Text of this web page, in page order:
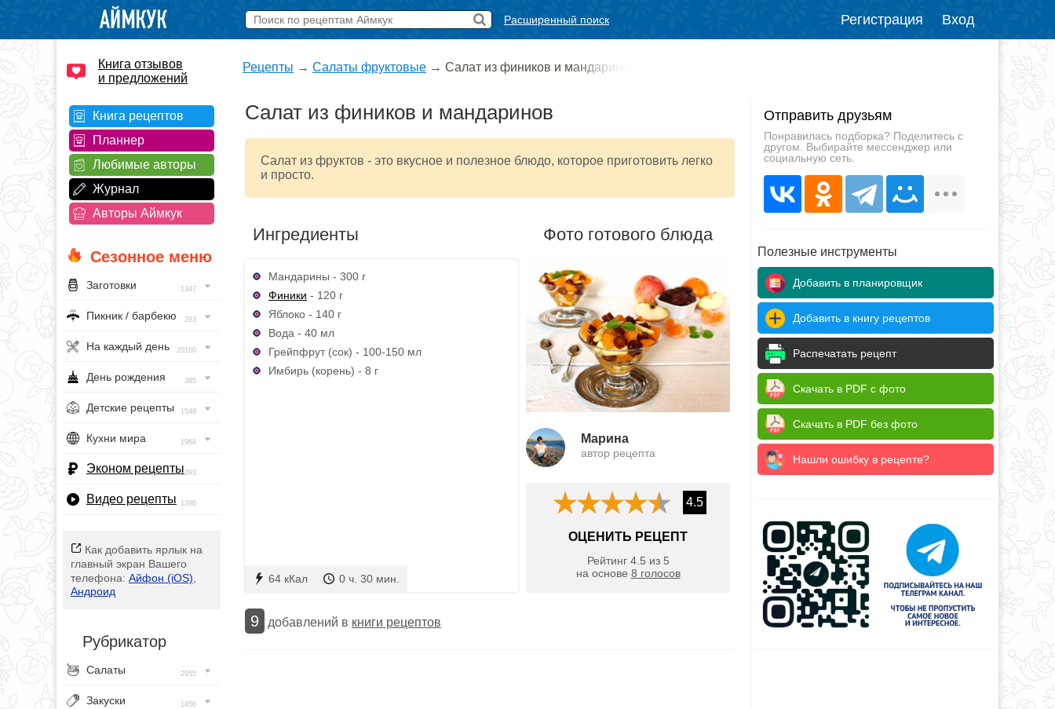
Расширенный поиск Регистрация Вход
Книга отзывов
и предложений
Книга рецептов
Планнер
Любимые авторы
Журнал
Авторы Аймкук
Сезонное меню
Заготовки 1347
Пикник / барбекю 293
На каждый день 20160
День рождения 385
Детские рецепты 1548
Кухни мира 1968
Эконом рецепты393
Видео рецепты 1396
Как добавить ярлык на
главный экран Вашего
телефона: Айфон (iOS)
Андроид
Рубрикатор
Салаты 2955
Закуски 1456
Рецепты → Салаты фруктовые → Салат из фиников и мандаринов
Салат из фиников и мандаринов
Салат из фруктов - это вкусное и полезное блюдо, которое приготовить легко
и просто.
Ингредиенты
Мандарины - 300 г
Финики - 120 г
Яблоко - 140 г
Вода - 40 мл
Грейпфрут (сок) - 100-150 мл
Имбирь (корень) - 8 г
64 кКал 0 ч. 30 мин.
Фото готового блюда
Марина
автор рецепта
4.5
ОЦЕНИТЬ РЕЦЕПТ
Рейтинг 4.5 из 5
на основе 8 голосов
9 добавлений в книги рецептов
Отправить друзьям
Понравилась подборка? Поделитесь с
другом. Выбирайте мессенджер или
социальную сеть.
Полезные инструменты
Добавить в планировщик
Добавить в книгу рецептов
Распечатать рецепт
Скачать в PDF с фото
Скачать в PDF без фото
Нашли ошибку в рецепте?